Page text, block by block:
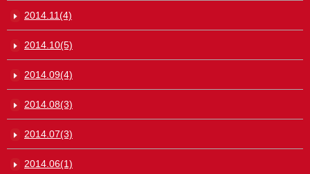
2014.11(4)
2014.10(5)
2014.09(4)
2014.08(3)
2014.07(3)
2014.06(1)